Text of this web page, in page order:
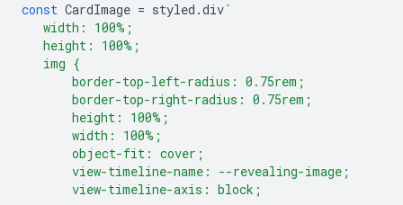
const CardImage = styled .div`
   width: 100%;
   height: 100%;
   img {
       border-top-left-radius: 0.75rem;
       border-top-right-radius: 0.75rem;
       height: 100%;
       width: 100%;
       object-fit: cover;
       view-timeline-name: --revealing-image;
       view-timeline-axis: block;